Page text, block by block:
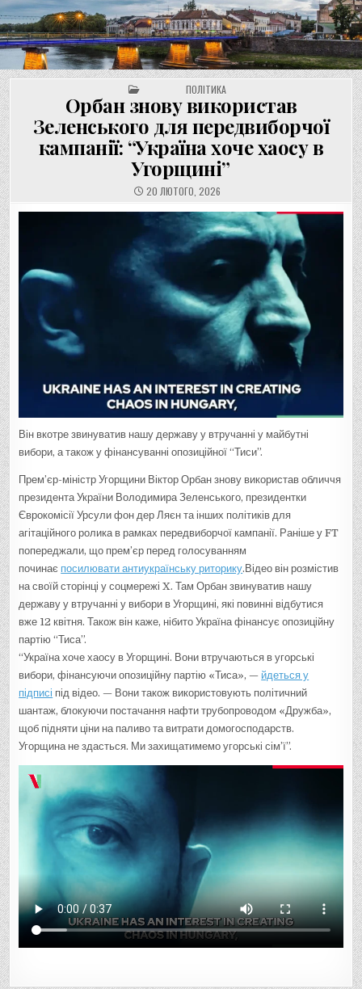
Перейти
до
вмісту
UNGVAR.UZ.UA
POSTED INПОЛІТИКА
Орбан знову використав
Зеленського для передвиборчої
кампанії: “Україна хоче хаосу в
Угорщині”
20 ЛЮТОГО, 2026
Він вкотре звинуватив нашу державу у втручанні у майбутні
вибори, а також у фінансуванні опозиційної “Тиси”.
Прем’єр-міністр Угорщини Віктор Орбан знову використав обличчя
президента України Володимира Зеленського, президентки
Єврокомісії Урсули фон дер Ляєн та інших політиків для
агітаційного ролика в рамках передвиборчої кампанії. Раніше у FT
попереджали, що прем’єр перед голосуванням
починає посилювати антиукраїнську риторику.Відео він розмістив
на своїй сторінці у соцмережі X. Там Орбан звинуватив нашу
державу у втручанні у вибори в Угорщині, які повинні відбутися
вже 12 квітня. Також він каже, нібито Україна фінансує опозиційну
партію “Тиса”.
“Україна хоче хаосу в Угорщині. Вони втручаються в угорські
вибори, фінансуючи опозиційну партію «Тиса», — йдеться у
підписі під відео. — Вони також використовують політичний
шантаж, блокуючи постачання нафти трубопроводом «Дружба»,
щоб підняти ціни на паливо та витрати домогосподарств.
Угорщина не здасться. Ми захищатимемо угорські сім’ї”.